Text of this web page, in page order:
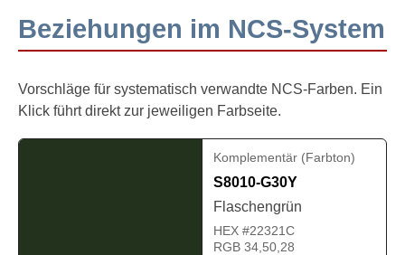
Beziehungen im NCS-System
Vorschläge für systematisch verwandte NCS-Farben. Ein
Klick führt direkt zur jeweiligen Farbseite.
Komplementär (Farbton)
S8010-G30Y
Flaschengrün
HEX #22321C
RGB 34,50,28